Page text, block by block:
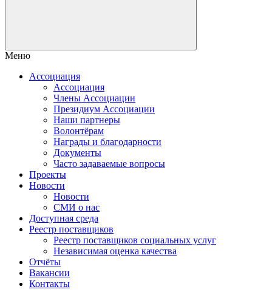
Меню
Ассоциация
Ассоциация
Члены Ассоциации
Президиум Ассоциации
Наши партнеры
Волонтёрам
Награды и благодарности
Документы
Часто задаваемые вопросы
Проекты
Новости
Новости
СМИ о нас
Доступная среда
Реестр поставщиков
Реестр поставщиков социальных услуг
Независимая оценка качества
Отчёты
Вакансии
Контакты